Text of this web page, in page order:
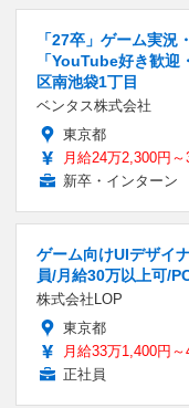
「27卒」ゲーム実
「YouTube好き歓
区南池袋1丁目
ベンタス株式会社
東京都
月給24万2,300円～
新卒・インターン
ゲーム向けUIデザイ
員/月給30万以上可/
株式会社LOP
東京都
月給33万1,400円
正社員